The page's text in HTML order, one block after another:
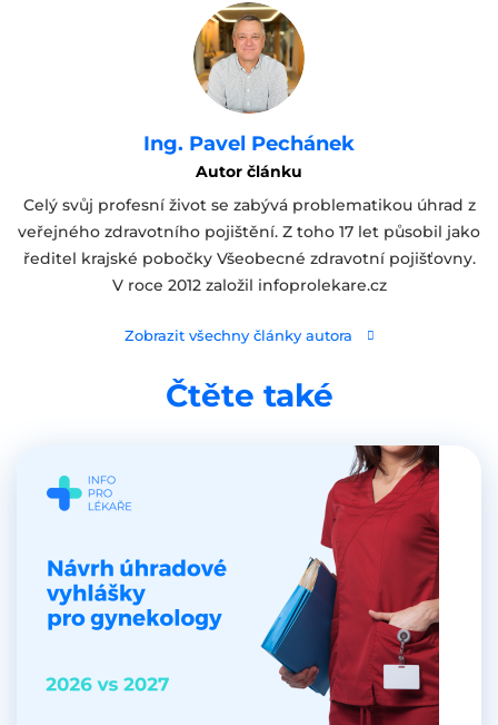
Ing. Pavel Pechánek
Autor článku
Celý svůj profesní život se zabývá problematikou úhrad z
veřejného zdravotního pojištění. Z toho 17 let působil jako
ředitel krajské pobočky Všeobecné zdravotní pojišťovny.
V roce 2012 založil infoprolekare.cz
Zobrazit všechny články autora
Čtěte také